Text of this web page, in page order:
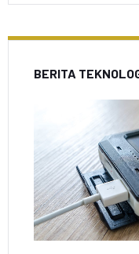
BERITA